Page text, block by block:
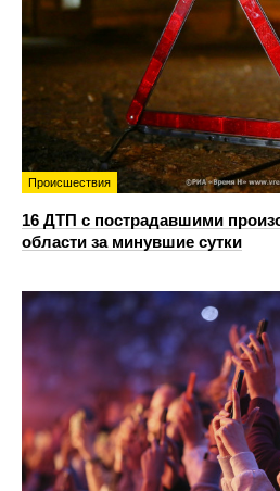
Происшествия
16 ДТП с пострадавшими
области за минувшие сутки